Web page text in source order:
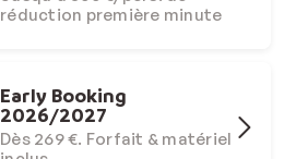
réduction première minute
Early Booking
2026/2027
Dès 269 €. Forfait & matériel